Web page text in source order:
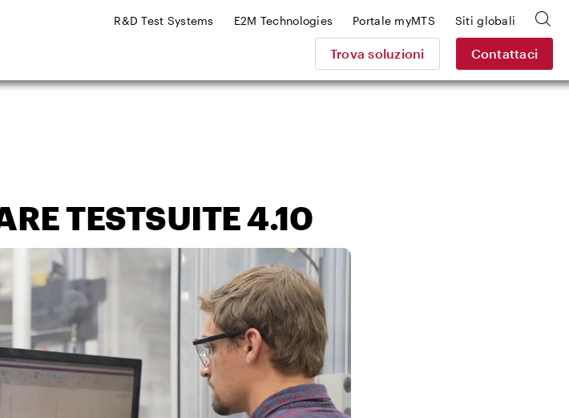
Trova soluzioni Contattaci
R&D Test Systems E2M Technologies Portale myMTS Siti globali
TESTSUITE 4.10